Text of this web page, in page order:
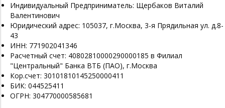
Индивидуальный Предприниматель: Щербаков Виталий
Валентинович
Юридический адрес: 105037, г.Москва, 3-я Прядильная ул. д.8-
43
ИНН: 771902041346
Расчетный счет: 40802810000290000185 в Филиал
"Центральный" Банка ВТБ (ПАО), г.Москва
Кор.счет: 30101810145250000411
БИК: 044525411
ОГРН: 304770000585681